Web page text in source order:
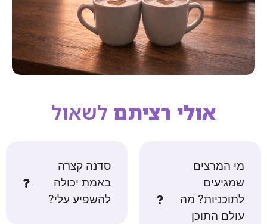
אולי רציתםלשאול
סדנה קצרה
באמת יכולה
להשפיע עלי?
מי המרצים
שמגיעים
לתוכניות? מה
עולם התוכן